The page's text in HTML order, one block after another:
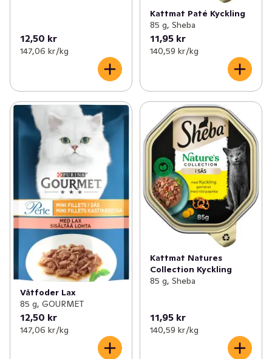
12,50 kr
147,06 kr /kg
Kattmat Paté Kyckling
85 g, Sheba
11,95 kr
140,59 kr /kg
Våtfoder Lax
85 g, GOURMET
12,50 kr
147,06 kr /kg
Kattmat Natures
Collection Kyckling
85 g, Sheba
11,95 kr
140,59 kr /kg